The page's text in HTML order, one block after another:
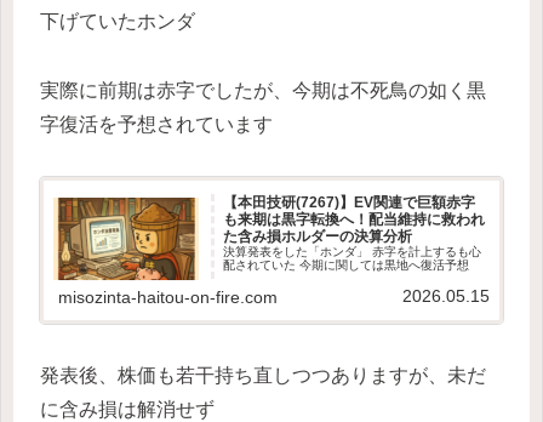
下げていたホンダ
実際に前期は赤字でしたが、今期は不死鳥の如く黒
字復活を予想されています
【本田技研(7267)】EV関連で巨額赤字
も来期は黒字転換へ！配当維持に救われ
た含み損ホルダーの決算分析
決算発表をした「ホンダ」 赤字を計上するも心
配されていた 今期に関しては黒地へ復活予想
misozinta-haitou-on-fire.com 2026.05.15
発表後、株価も若干持ち直しつつありますが、未だ
に含み損は解消せず